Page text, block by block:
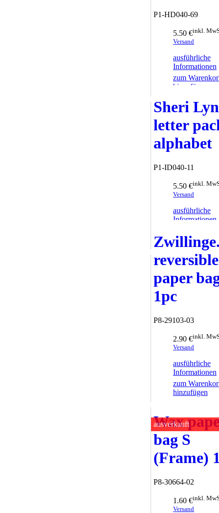
P1-HD040-69
5.50 €inkl.
Versand
ausführliche
Informationen
zum
hinzufügen
Sheri
letter
alphabet
P1-ID040-11
5.50 €inkl.
Versand
ausführliche
Informationen
hinzufügen
reversible
paper
1pc
P8-29103-03
2.90 €inkl.
Versand
ausführliche
Informationen
zum
hinzufügen
ausverkauft
Wax
bag S
(Frame)
P8-30664-02
1.60 €inkl.
Versand